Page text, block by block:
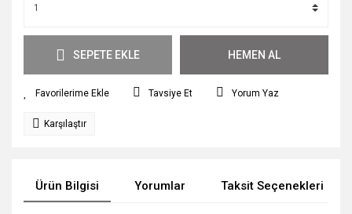
SEPETE EKLE HEMEN AL
Tavsiye Et Yorum Yaz
Karşılaştır
Ürün Bilgisi Yorumlar Taksit Seçenekleri